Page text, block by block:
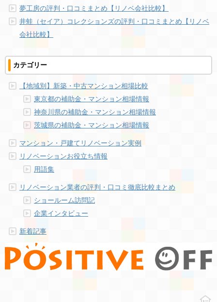
夢工房の評判・口コミまとめ【リノベ会社比較】
井蛙（セイア）コレクションズの評判・口コミまとめ【リノベ
会社比較】
カテゴリー
【地域別】新築・中古マンション相場比較
東京都の補助金・マンション相場情報
神奈川県の補助金・マンション相場情報
茨城県の補助金・マンション相場情報
マンション・戸建てリノベーション実例
リノベーションお役立ち情報
用語集
リノベーション業者の評判・口コミ徹底比較まとめ
ショールーム訪問記
企業インタビュー
新着記事